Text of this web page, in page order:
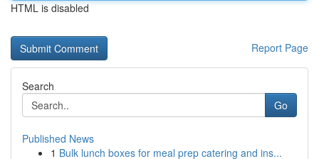
HTML is disabled
Report Page
Search
Go
Published News
1 Bulk lunch boxes for meal prep catering and ins...